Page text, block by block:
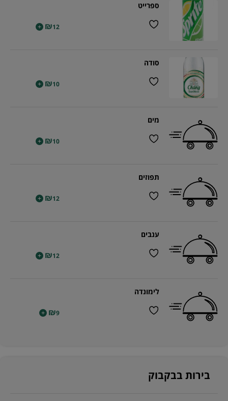
ספרייט
₪12
+
סודה
₪10
+
מים
₪10
+
תפוזים
₪12
+
ענבים
₪12
+
לימונדה
₪9
+
בירות בבקבוק